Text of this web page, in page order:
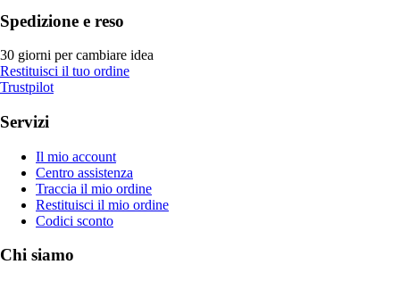
Spedizione e reso
30 giorni per cambiare idea
Restituisci il tuo ordine
Trustpilot
Servizi
Il mio account
Centro assistenza
Traccia il mio ordine
Restituisci il mio ordine
Codici sconto
Chi siamo